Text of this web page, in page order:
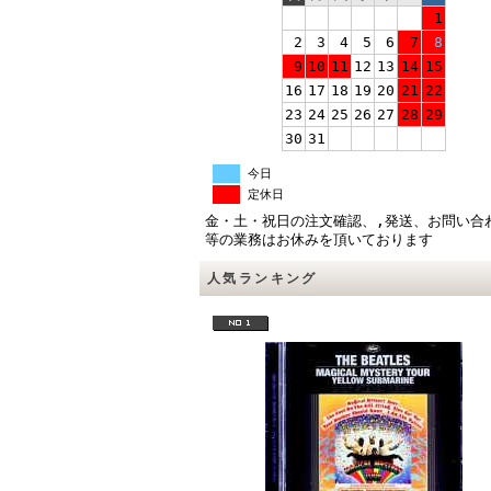
1
2
3 4 5 6 7
8
9 10 11 12 13 14 15
16 17 18 19 20 21 22
23 24 25 26 27 28 29
30 31
今日
定休日
金・土・祝日の注文確認、,発送、お問い合
等の業務はお休みを頂いております
人気ランキング